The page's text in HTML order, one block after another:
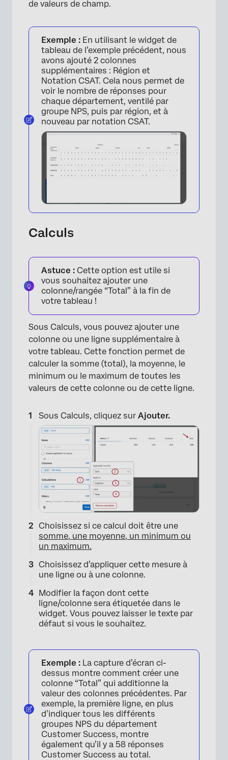
de valeurs de champ.
Exemple : En utilisant le widget de
tableau de l’exemple précédent, nous
avons ajouté 2 colonnes
supplémentaires : Région et
Notation CSAT. Cela nous permet de
voir le nombre de réponses pour
chaque département, ventilé par
groupe NPS, puis par région, et à
nouveau par notation CSAT.
Calculs
Astuce : Cette option est utile si
vous souhaitez ajouter une
colonne/rangée “Total” à la fin de
votre tableau !
Sous Calculs, vous pouvez ajouter une
colonne ou une ligne supplémentaire à
votre tableau. Cette fonction permet de
calculer la somme (total), la moyenne, le
minimum ou le maximum de toutes les
valeurs de cette colonne ou de cette ligne.
Sous Calculs, cliquez sur Ajouter.
Choisissez si ce calcul doit être une
somme, une moyenne, un minimum ou
un maximum.
Choisissez d’appliquer cette mesure à
une ligne ou à une colonne.
Modifier la façon dont cette
ligne/colonne sera étiquetée dans le
widget. Vous pouvez laisser le texte par
défaut si vous le souhaitez.
Exemple : La capture d’écran ci-
dessus montre comment créer une
colonne “Total” qui additionne la
valeur des colonnes précédentes. Par
exemple, la première ligne, en plus
d’indiquer tous les différents
groupes NPS du département
Customer Success, montre
également qu’il y a 58 réponses
Customer Success au total.